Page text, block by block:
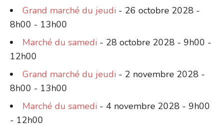
Grand marché du jeudi - 26 octobre 2028 -
8h00 - 13h00
Marché du samedi - 28 octobre 2028 - 9h00 -
12h00
Grand marché du jeudi - 2 novembre 2028 -
8h00 - 13h00
Marché du samedi - 4 novembre 2028 - 9h00
- 12h00